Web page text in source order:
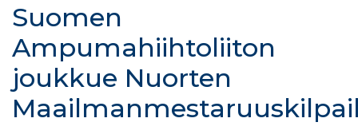
Suomen
Ampumahiihtoliiton
joukkue Nuorten